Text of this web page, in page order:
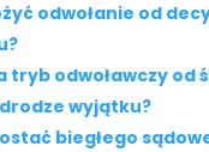
odwołanie od
tryb odwoławczy od
wyjątku?
biegłego